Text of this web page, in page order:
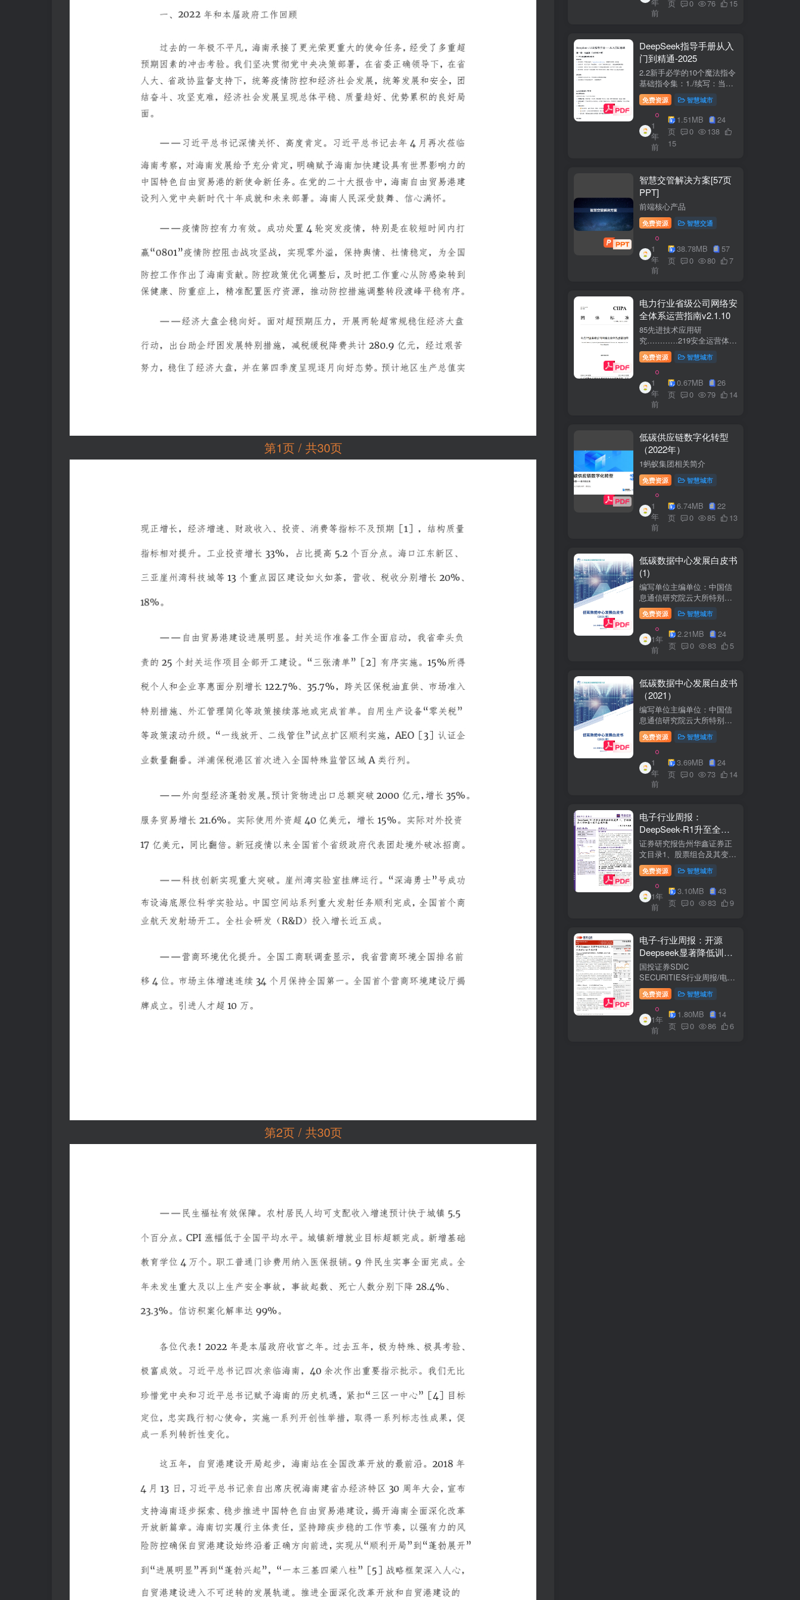
第1页 / 共30页
第2页 / 共30页
+医疗企业案例分析5中国互
联网+医疗...
年
前
页 0 76 15
DeepSeek指导手册从入
门到精通-2025
2.2新手必学的10个魔法指令
基础指令集：1./续写：当回
答中断时自动继续生成2./简
化：将复杂内容转换成大白
话3./示例：要求展示实际案
例（特别是写代码时）4./步
骤：让AI分步骤指导操作流
程5./检...
免费资源 智慧城市
1
年
前
1.51MB
24
页
0
138
15
智慧交管解决方案[57页
PPT]
前端核心产品
免费资源 智慧交通
1
年
前
38.78MB
57
页
0 80 7
电力行业省级公司网络安
全体系运营指南v2.1.10
85先进技术应用研
究…………219安全运营体
系……2291网络安全运
营..2292业务安全运
营.......249.3网络与业务安全
联动.·26
免费资源 智慧城市
1
年
前
0.67MB
26
页
0 79 14
低碳供应链数字化转型
（2022年）
1蚂蚁集团相关简介
免费资源 智慧城市
1
年
前
6.74MB
22
页
0 85 13
低碳数据中心发展白皮书
(1)
编写单位主编单位：中国信
息通信研究院云大所特别鸣
谢：百度、阿里巴巴、腾
讯、中金数据、秦淮数据、
万国数据、河北省凤凰谷零
碳发展研究院、绿色和平等
单位的大力支持。
免费资源 智慧城市
1年
前
2.21MB
24
页
0 83 5
低碳数据中心发展白皮书
（2021）
编写单位主编单位：中国信
息通信研究院云大所特别鸣
谢：百度、阿里巴巴、腾
讯、中金数据、秦准数据、
万国数据、河北省凤凰谷零
碳发展研究院、绿色和平等
单位的大力支持。
免费资源 智慧城市
1
年
前
3.69MB
24
页
0 73 14
电子行业周报：
DeepSeek-R1升至全球
风格控制类第一，宇树推
出人形机器人首个应用方
案
证券研究报告州华鑫证券正
文目录1、股票组合及其变
化.51.1、本周重点推荐及推
荐组...51.2、海外龙头一
览。62、周度行情分析及展
望.…82.1、周涨幅排行…
2.2、行业重点公司估值水平
免费资源 智慧城市
1年
前
3.10MB
43
页
0 83 9
电子-行业周报：开源
Deepseek显著降低训练
成本，关注推理与AI终端
进展
国投证券SDIC
SECURITIES行业周报/电于
目内容目录1.本周新闻一
览.42.行业数据跟踪.…62.1.
半导体：半导体行业：两大
收购事件来袭...62.2.SiC:8家
碳化硅相关企业完成融
免费资源 智慧城市
1年
前
1.80MB
14
页
0 86 6